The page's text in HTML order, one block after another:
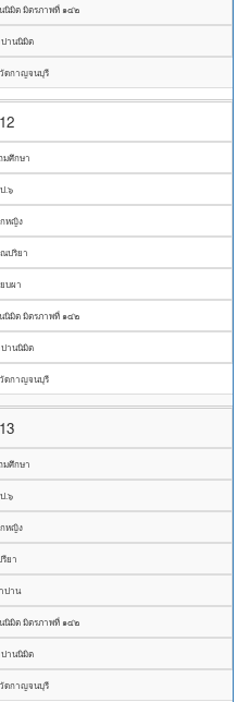
นิมิต มิตรภาพที่ ๑๔๒
านนิมิต
ดกาญจนบุรี
12
มศึกษา
ป.๖
กหญิง
ปริยา
ยบผา
นิมิต มิตรภาพที่ ๑๔๒
านนิมิต
ดกาญจนบุรี
13
มศึกษา
ป.๖
กหญิง
รียา
ปาน
นิมิต มิตรภาพที่ ๑๔๒
านนิมิต
ดกาญจนบุรี